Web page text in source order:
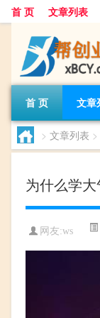
首 页 文章列表
首 页 文章
> 文章列表 >
为什么学
网友:ws